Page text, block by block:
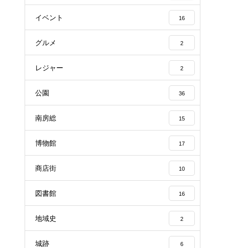
イベント 16
グルメ 2
レジャー 2
公園 36
南房総 15
博物館 17
商店街 10
図書館 16
地域史 2
城跡 6